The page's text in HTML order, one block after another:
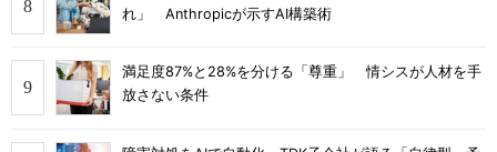
れ」 Anthropicが示すAI構築術
満足度87%と28%を分ける「尊重」 情シスが人材を手
放さない条件